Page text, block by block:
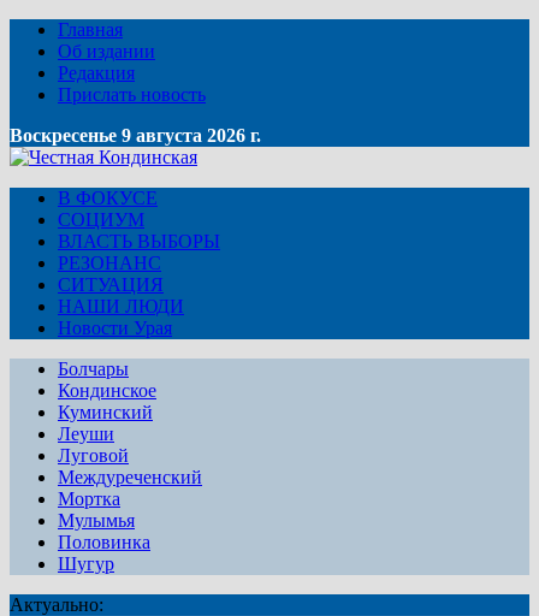
Главная
Об издании
Редакция
Прислать новость
Воскресенье 9 августа 2026 г.
В ФОКУСЕ
СОЦИУМ
ВЛАСТЬ ВЫБОРЫ
РЕЗОНАНС
СИТУАЦИЯ
НАШИ ЛЮДИ
Новости Урая
Болчары
Кондинское
Куминский
Леуши
Луговой
Междуреченский
Мортка
Мулымья
Половинка
Шугур
Актуально: